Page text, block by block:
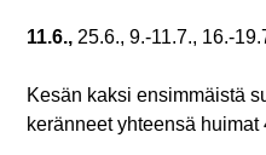
11.6., 25.6., 9.-11.7., 16.-
Kesän kaksi ensimmäistä
keränneet yhteensä